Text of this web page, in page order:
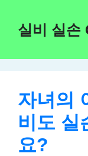
content
실비 실손
자녀의
비도 실
요?